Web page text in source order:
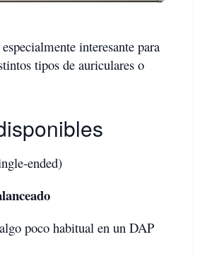
interesante para
tipos de auriculares o
ended)
poco habitual en un DAP